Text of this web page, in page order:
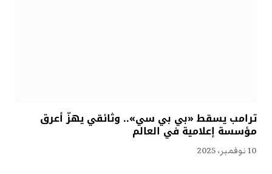
ترامب يسقط «بي بي سي».. وثائقي يهزّ أعرق
مؤسسة إعلامية في العالم
10 نوفمبر، 2025